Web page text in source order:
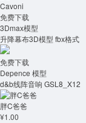
Cavoni
免费下载
3Dmax模型
升降幕布3D模型 fbx格式
免费下载
Depence 模型
d&b线阵音响 GSL8_X12
胖C爸爸
¥1.00